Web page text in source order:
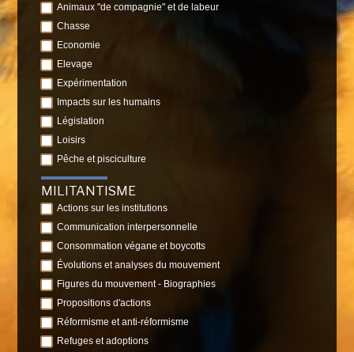
Animaux "de compagnie" et de labeur
Chasse
Economie
Elevage
Expérimentation
Impacts sur les humains
Législation
Loisirs
Pêche et pisciculture
MILITANTISME
Actions sur les institutions
Communication interpersonnelle
Consommation végane et boycotts
Évolutions et analyses du mouvement
Figures du mouvement - Biographies
Propositions d'actions
Réformisme et anti-réformisme
Refuges et adoptions